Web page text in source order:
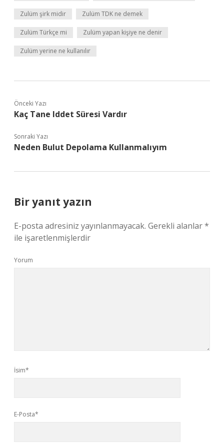
Zulüm şirk midir Zulüm TDK ne demek
Zulüm Türkçe mi Zulüm yapan kişiye ne denir
Zulüm yerine ne kullanılır
Önceki Yazı
Kaç Tane Iddet Süresi Vardır
Sonraki Yazı
Neden Bulut Depolama Kullanmalıyım
Bir yanıt yazın
E-posta adresiniz yayınlanmayacak. Gerekli alanlar*
ile işaretlenmişlerdir
Yorum
İsim*
E-Posta*